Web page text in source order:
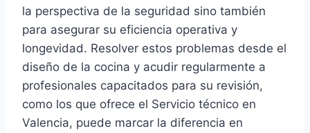
la perspectiva de la seguridad sino también
para asegurar su eficiencia operativa y
longevidad. Resolver estos problemas desde el
diseño de la cocina y acudir regularmente a
profesionales capacitados para su revisión,
como los que ofrece el Servicio técnico en
Valencia, puede marcar la diferencia en